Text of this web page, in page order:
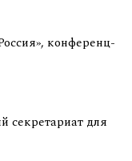
конференц-
для